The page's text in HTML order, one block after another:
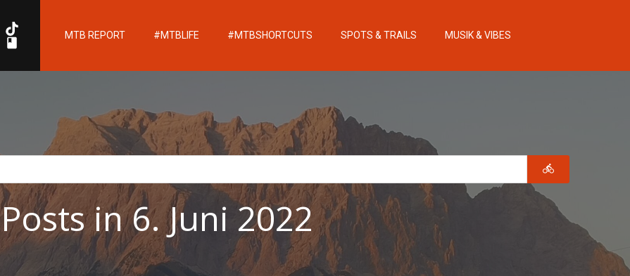
MTB REPORT #MTBLIFE #MTBSHORTCUTS SPOTS & TRAILS MUSIK & VIBES
Posts in 6. Juni 2022